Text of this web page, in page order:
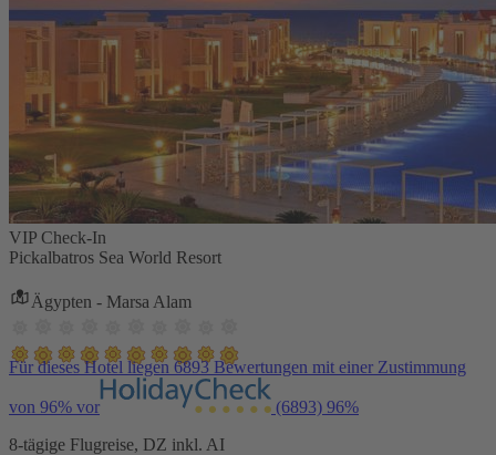
VIP Check-In
Pickalbatros Sea World Resort
Ägypten - Marsa Alam
Für dieses Hotel liegen 6893 Bewertungen mit einer Zustimmung
von 96% vor (6893) 96%
8-tägige Flugreise, DZ inkl. AI